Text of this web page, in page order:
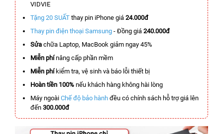
VIDVIE
Tặng 20 SUẤT thay pin iPhone giá 24.000đ
Thay pin điện thoại Samsung - Đồng giá 240.000đ
Sửa chữa Laptop, MacBook giảm ngay 45%
Miễn phínâng cấp phần mềm
Miễn phíkiểm tra, vệ sinh và báo lỗi thiết bị
Hoàn tiền 100% nếu khách hàng không hài lòng
Máy ngoài Chế độ bảo hành đều có chính sách hỗ trợ giá lên
đến 300.000đ